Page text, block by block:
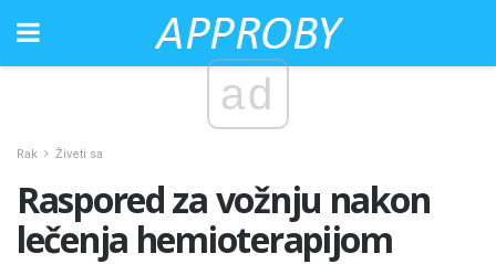
ad
Rak Živeti sa
Raspored za vožnju nakon
lečenja hemioterapijom